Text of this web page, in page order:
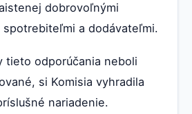
dobrovoľnými
spotrebiteľmi a dodávateľmi.
tieto odporúčania neboli
si Komisia vyhradila
nariadenie.